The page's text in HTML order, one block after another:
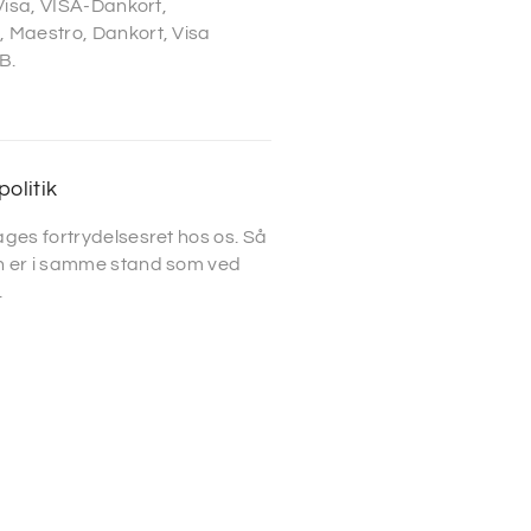
VISA-Dankort,
Maestro, Dankort, Visa
fortrydelsesret hos os. Så
i samme stand som ved